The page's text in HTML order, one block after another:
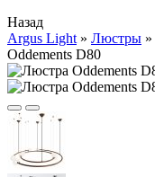
Назад
Argus Light » Люстры »
Oddements D80